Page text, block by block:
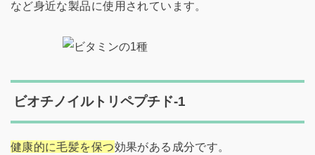
など身近な製品に使用されています。
ビオチノイルトリペプチド-1
健康的に毛髪を保つ効果がある成分です。